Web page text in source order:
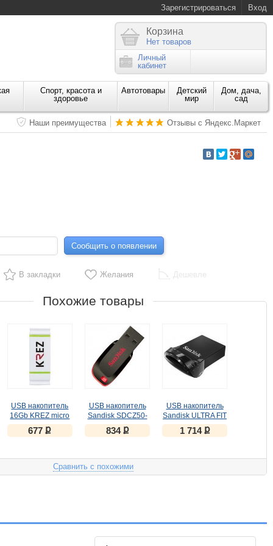
Зарегистрироваться Вход
Корзина
Нет товаров
Личный
кабинет
Спорт, красота и
здоровье
Автотовары
Детский
мир
Дом, дача,
сад
Наши преимущества Отзывы с Яндекс.Маркет
Сообщить о появлении
В закладки Желания Дешевле
Похожие товары
USB накопитель
16Gb KREZ micro
501 адаптер-otg
белый-зеленый
677ք
USB накопитель
Sandisk SDCZ50-
016G-B35
834 ք
USB накопитель
Sandisk ULTRA FIT
USB 3.1 16Gb
черный
1 714 ք
Сравнить с похожими